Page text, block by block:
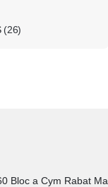
(26)
Bloc a Cym Rabat Ma